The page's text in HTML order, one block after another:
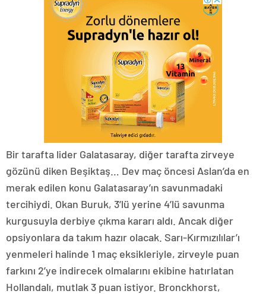
Bir tarafta lider Galatasaray, diğer tarafta zirveye
gözünü diken Beşiktaş… Dev maç öncesi Aslan’da en
merak edilen konu Galatasaray’ın savunmadaki
tercihiydi. Okan Buruk, 3’lü yerine 4’lü savunma
kurgusuyla derbiye çıkma kararı aldı. Ancak diğer
opsiyonlara da takım hazır olacak. Sarı-Kırmızılılar’ı
yenmeleri halinde 1 maç eksikleriyle, zirveyle puan
farkını 2’ye indirecek olmalarını ekibine hatırlatan
Hollandalı, mutlak 3 puan istiyor. Bronckhorst,